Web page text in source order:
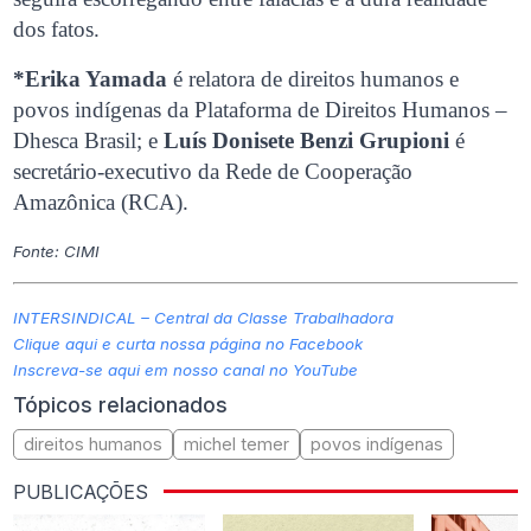
dos fatos.
*Erika Yamada é relatora de direitos humanos e
povos indígenas da Plataforma de Direitos Humanos –
Dhesca Brasil; e Luís Donisete Benzi Grupioni é
secretário-executivo da Rede de Cooperação
Amazônica (RCA).
Fonte: CIMI
INTERSINDICAL – Central da Classe Trabalhadora
Clique aqui e curta nossa página no Facebook
Inscreva-se aqui em nosso canal no YouTube
Tópicos relacionados
direitos humanos michel temer povos indígenas
PUBLICAÇÕES